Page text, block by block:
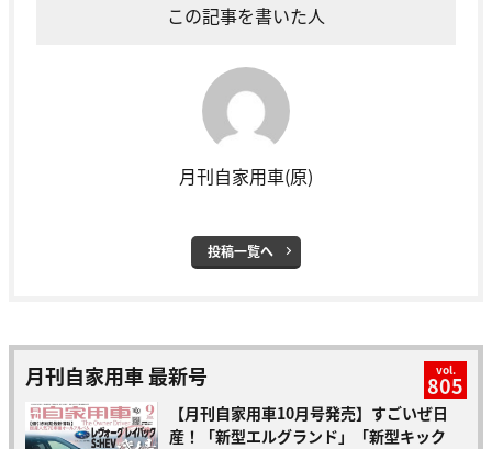
この記事を書いた人
月刊自家用車(原)
投稿一覧へ
月刊自家用車 最新号 vol.
805
【月刊自家用車10月号発売】すごいぜ日
産！「新型エルグランド」「新型キック